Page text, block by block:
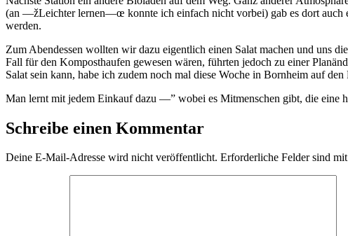
(an —žLeichter lernen—œ konnte ich einfach nicht vorbei) gab es dort auch
werden.
Zum Abendessen wollten wir dazu eigentlich einen Salat machen und uns
Fall für den Komposthaufen gewesen wären, führten jedoch zu einer
Salat sein kann, habe ich zudem noch mal diese Woche in Bornheim auf den
Man lernt mit jedem Einkauf dazu —” wobei es Mitmenschen gibt, die eine
Schreibe einen Kommentar
Deine E-Mail-Adresse wird nicht veröffentlicht. Erforderliche Felder sind mit